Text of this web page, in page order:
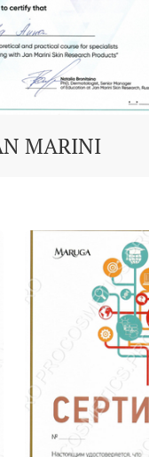
MARINI